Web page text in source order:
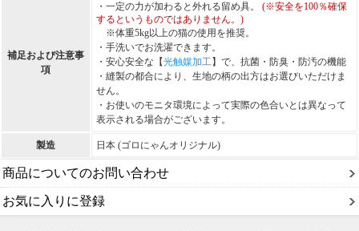
補足および注意事
項
・一定の力が加わると外れる留め具。 (※安全を100％確保
するというものではありません。)
※体重5kg以上の猫の使用を推奨。
・手洗いでお洗濯できます。
・安心安全な【光触媒加工】で、抗菌・防臭・防汚の機能
・縫製の都合により、生地の柄の出方はお選びいただけま
せん。
・お使いのモニタ環境によって実際の色合いとは異なって
表示される場合がございます。
製造 日本 (ゴロにゃんオリジナル)
商品についてのお問い合わせ
お気に入りに登録